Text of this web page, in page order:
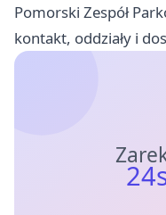
Pomorski Zespół
kontakt, oddziały i